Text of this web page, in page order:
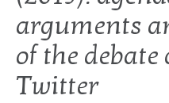
arguments
of the debate
Twitter